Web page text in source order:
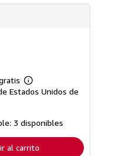
a
e
n
v
Más
información
tarifas
de
envío
Estados Unidos de
3 disponibles
al carrito